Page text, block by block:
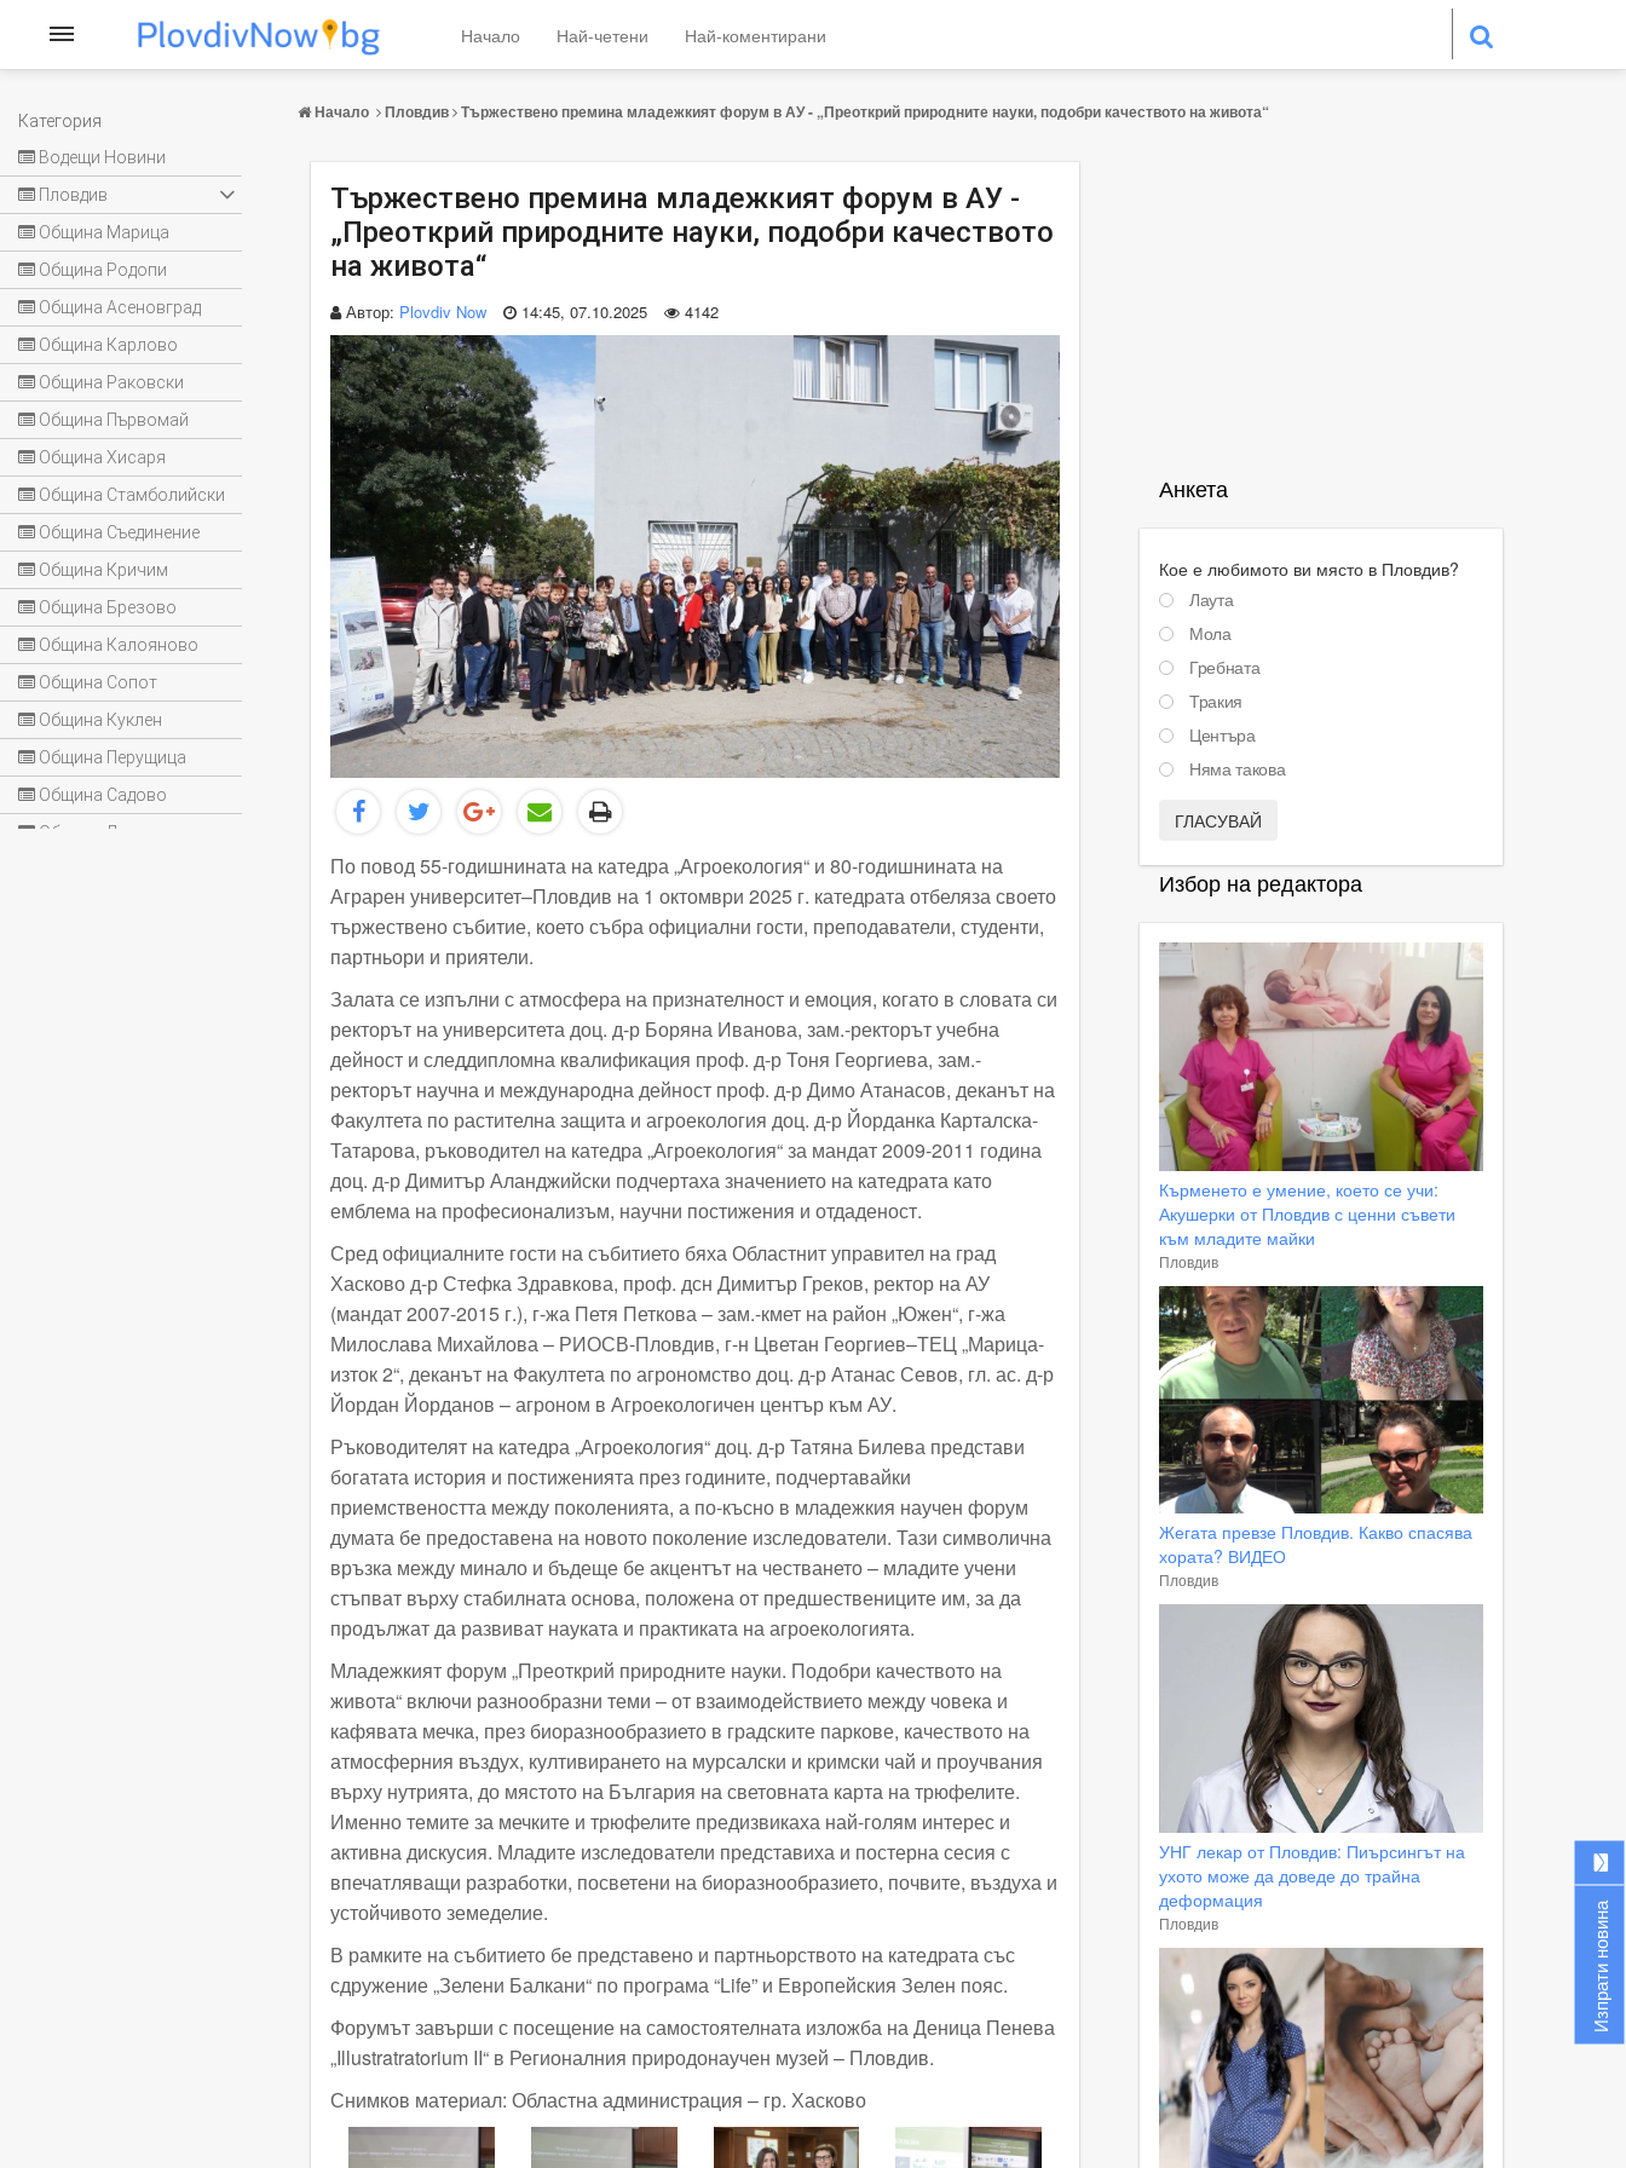
Категория
Водещи Новини
Пловдив
Община Марица
Община Родопи
Община Асеновград
Община Карлово
Община Раковски
Община Първомай
Община Хисаря
Община Стамболийски
Община Съединение
Община Кричим
Община Брезово
Община Калояново
Община Сопот
Община Куклен
Община Перущица
Община Садово
Община Лъки
Начало Най-четени Най-коментирани
Начало Пловдив Тържествено премина младежкият форум в АУ - „Преоткрий природните науки, подобри качеството на живота“
Тържествено премина младежкият форум в АУ -
„Преоткрий природните науки, подобри качеството
на живота“
Автор: Plovdiv Now 14:45, 07.10.2025 4142
По повод 55-годишнината на катедра „Агроекология“ и 80-годишнината на
Аграрен университет–Пловдив на 1 октомври 2025 г. катедрата отбеляза своето
тържествено събитие, което събра официални гости, преподаватели, студенти,
партньори и приятели.
Залата се изпълни с атмосфера на признателност и емоция, когато в словата си
ректорът на университета доц. д-р Боряна Иванова, зам.-ректорът учебна
дейност и следдипломна квалификация проф. д-р Тоня Георгиева, зам.-
ректорът научна и международна дейност проф. д-р Димо Атанасов, деканът на
Факултета по растителна защита и агроекология доц. д-р Йорданка Карталска-
Татарова, ръководител на катедра „Агроекология“ за мандат 2009-2011 година
доц. д-р Димитър Аланджийски подчертаха значението на катедрата като
емблема на професионализъм, научни постижения и отдаденост.
Сред официалните гости на събитието бяха Областнит управител на град
Хасково д-р Стефка Здравкова, проф. дсн Димитър Греков, ректор на АУ
(мандат 2007-2015 г.), г-жа Петя Петкова – зам.-кмет на район „Южен“, г-жа
Милослава Михайлова – РИОСВ-Пловдив, г-н Цветан Георгиев–ТЕЦ „Марица-
изток 2“, деканът на Факултета по агрономство доц. д-р Атанас Севов, гл. ас. д-р
Йордан Йорданов – агроном в Агроекологичен център към АУ.
Ръководителят на катедра „Агроекология“ доц. д-р Татяна Билева представи
богатата история и постиженията през годините, подчертавайки
приемствеността между поколенията, а по-късно в младежкия научен форум
думата бе предоставена на новото поколение изследователи. Тази символична
връзка между минало и бъдеще бе акцентът на честването – младите учени
стъпват върху стабилната основа, положена от предшествениците им, за да
продължат да развиват науката и практиката на агроекологията.
Младежкият форум „Преоткрий природните науки. Подобри качеството на
живота“ включи разнообразни теми – от взаимодействието между човека и
кафявата мечка, през биоразнообразието в градските паркове, качеството на
атмосферния въздух, култивирането на мурсалски и кримски чай и проучвания
върху нутрията, до мястото на България на световната карта на трюфелите.
Именно темите за мечките и трюфелите предизвикаха най-голям интерес и
активна дискусия. Младите изследователи представиха и постерна сесия с
впечатляващи разработки, посветени на биоразнообразието, почвите, въздуха и
устойчивото земеделие.
В рамките на събитието бе представено и партньорството на катедрата със
сдружение „Зелени Балкани“ по програма “Life” и Европейския Зелен пояс.
Форумът завърши с посещение на самостоятелната изложба на Деница Пенева
„Illustratratorium II“ в Регионалния природонаучен музей – Пловдив.
Снимков материал: Областна администрация – гр. Хасково
Анкета
Кое е любимото ви място в Пловдив?
Лаута
Мола
Гребната
Тракия
Центъра
Няма такова
ГЛАСУВАЙ
Избор на редактора
Кърменето е умение, което се учи:
Акушерки от Пловдив с ценни съвети
към младите майки
Пловдив
Жегата превзе Пловдив. Какво спасява
хората? ВИДЕО
Пловдив
УНГ лекар от Пловдив: Пиърсингът на
ухото може да доведе до трайна
деформация
Пловдив Изпрати новина